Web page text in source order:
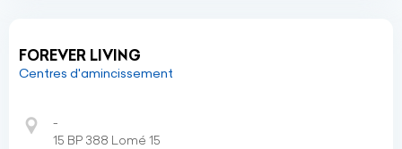
FOREVER LIVING
Centres d'amincissement
-
15 BP 388 Lomé 15